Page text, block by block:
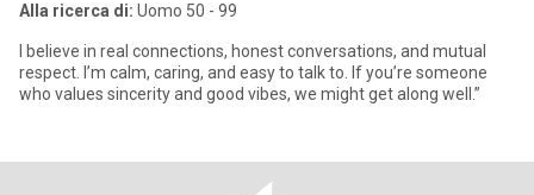
Alla ricerca di: Uomo 50 - 99
I believe in real connections, honest conversations, and mutual
respect. I’m calm, caring, and easy to talk to. If you’re someone
who values sincerity and good vibes, we might get along well.”